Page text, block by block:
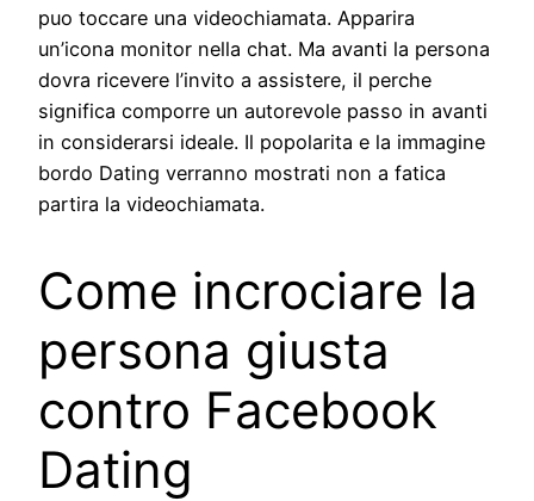
puo toccare una videochiamata. Apparira
un’icona monitor nella chat. Ma avanti la persona
dovra ricevere l’invito a assistere, il perche
significa comporre un autorevole passo in avanti
in considerarsi ideale. Il popolarita e la immagine
bordo Dating verranno mostrati non a fatica
partira la videochiamata.
Come incrociare la
persona giusta
contro Facebook
Dating